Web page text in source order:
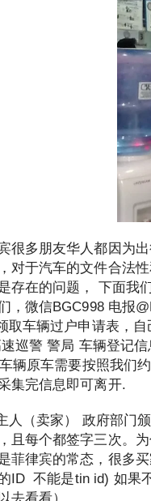
很多朋友华人都因为
对于汽车的文件合法
存在的问题， 下面我
，微信BGC998 电报
取车辆过户申请表，
巡警 警局 车辆登记
辆原车需要按照我们
集完信息即可离开.
人（卖家） 政府部门
且每个都签字三次。
菲律宾的常态，很多
ID 不能是tin id) 如果
去看看）